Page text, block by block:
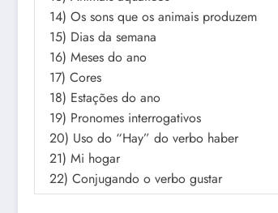
14) Os sons que os animais produzem
15) Dias da semana
16) Meses do ano
17) Cores
18) Estações do ano
19) Pronomes interrogativos
20) Uso do “Hay” do verbo haber
21) Mi hogar
22) Conjugando o verbo gustar